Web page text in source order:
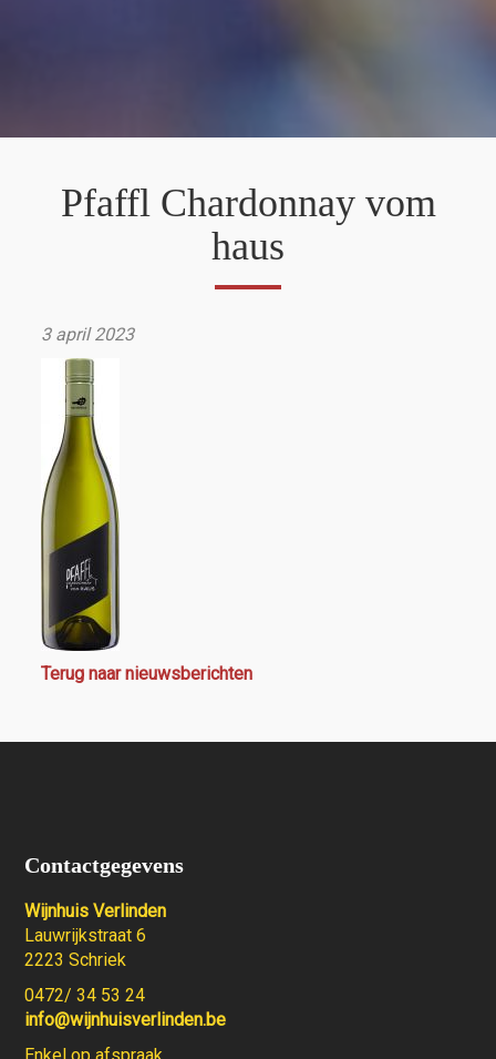
Pfaffl Chardonnay vom
haus
3 april 2023
Terug naar nieuwsberichten
Contactgegevens
Wijnhuis Verlinden
Lauwrijkstraat 6
2223 Schriek
0472/ 34 53 24
info@wijnhuisverlinden.be